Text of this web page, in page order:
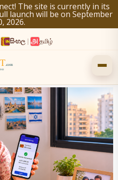
The site is currently in its
launch will be on September
2026.
සිංහල தமிழ்